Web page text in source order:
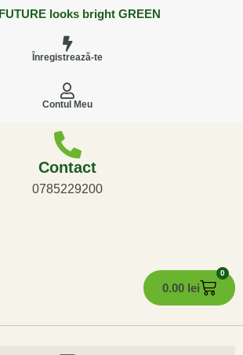
looks bright GREEN
Înregistrează-te
Contul Meu
Contact
0785229200
0.00 lei
0